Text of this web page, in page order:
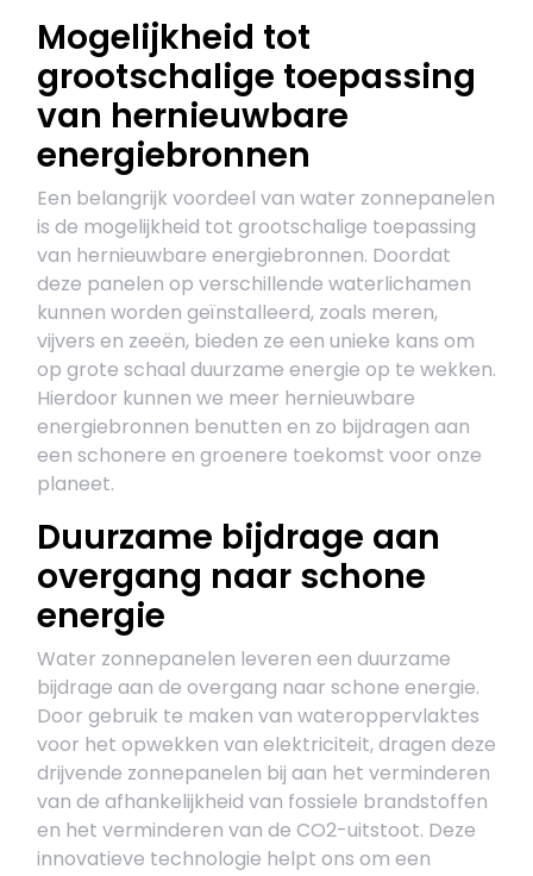
Mogelijkheid tot
grootschalige toepassing
van hernieuwbare
energiebronnen
Een belangrijk voordeel van water zonnepanelen
is de mogelijkheid tot grootschalige toepassing
van hernieuwbare energiebronnen. Doordat
deze panelen op verschillende waterlichamen
kunnen worden geïnstalleerd, zoals meren,
vijvers en zeeën, bieden ze een unieke kans om
op grote schaal duurzame energie op te wekken.
Hierdoor kunnen we meer hernieuwbare
energiebronnen benutten en zo bijdragen aan
een schonere en groenere toekomst voor onze
planeet.
Duurzame bijdrage aan
overgang naar schone
energie
Water zonnepanelen leveren een duurzame
bijdrage aan de overgang naar schone energie.
Door gebruik te maken van wateroppervlaktes
voor het opwekken van elektriciteit, dragen deze
drijvende zonnepanelen bij aan het verminderen
van de afhankelijkheid van fossiele brandstoffen
en het verminderen van de CO2-uitstoot. Deze
innovatieve technologie helpt ons om een